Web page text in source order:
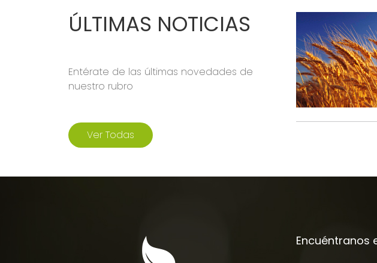
ÚLTIMAS NOTICIAS
Entérate de las últimas novedades de
nuestro rubro
Ver Todas
Encuéntranos